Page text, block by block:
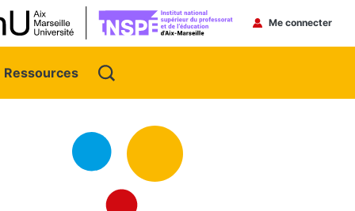
Menu
Me connecter
Ressources